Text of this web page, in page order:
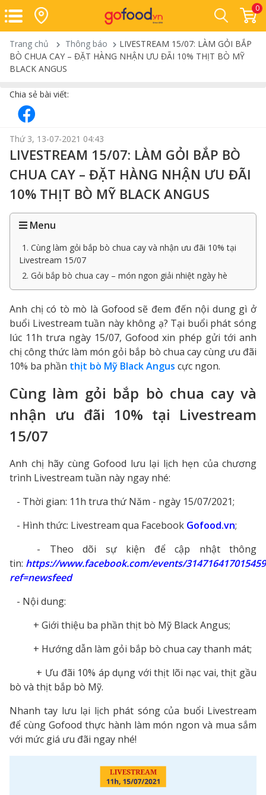
0
Trang chủ Thông báo
LIVESTREAM 15/07: LÀM GỎI BẮP
BÒ CHUA CAY – ĐẶT HÀNG NHẬN ƯU ĐÃI 10% THỊT BÒ MỸ
BLACK ANGUS
Chia sẻ bài viết:
Thứ 3, 13-07-2021 04:43
LIVESTREAM 15/07: LÀM GỎI BẮP BÒ
CHUA CAY – ĐẶT HÀNG NHẬN ƯU ĐÃI
10% THỊT BÒ MỸ BLACK ANGUS
Menu
1. Cùng làm gỏi bắp bò chua cay và nhận ưu đãi 10% tại
Livestream 15/07
2. Gỏi bắp bò chua cay – món ngon giải nhiệt ngày hè
Anh chị có tò mò là Gofood sẽ đem đến nội dung gì ở
buổi Livestream tuần này không ạ? Tại buổi phát sóng
lúc 11h trưa ngày 15/07, Gofood xin phép gửi tới anh
chị công thức làm món gỏi bắp bò chua cay cùng ưu đãi
10% ba phần thịt bò Mỹ Black Angus cực ngon.
Cùng làm gỏi bắp bò chua cay và
nhận ưu đãi 10% tại Livestream
15/07
Anh chị hãy cùng Gofood lưu lại lịch hẹn của chương
trình Livestream tuần này ngay nhé:
- Thời gian: 11h trưa thứ Năm - ngày 15/07/2021;
- Hình thức: Livestream qua Facebook Gofood.vn;
- Theo dõi sự kiện để cập nhật thông
tin: https://www.facebook.com/events/
ref=newsfeed
- Nội dung:
+ Giới thiệu ba phần thịt bò Mỹ Black Angus;
+ Hướng dẫn làm gỏi bắp bò chua cay thanh mát;
+ Ưu đãi 10% áp dụng với thịt lõi nạc vai, thịt gầu
bò và thịt bắp bò Mỹ.
Nhanh tay lưu lại lịch phát sóng của buổi Livestream
để cùng Gofood thực hành làm món ngon và mua sắm
với mức giá ưu đãi ngay nhé!